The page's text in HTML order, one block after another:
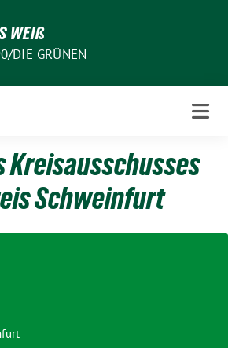
WEIß
DIE GRÜNEN
Kreisausschusses
Schweinfurt